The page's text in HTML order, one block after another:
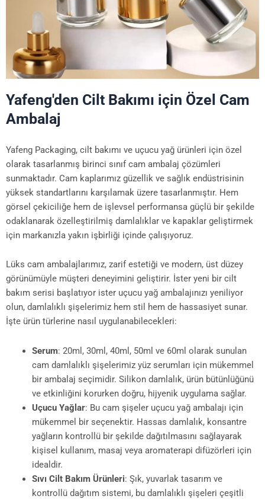
Yafeng'den Cilt Bakımı için Özel Cam
Ambalaj
Yafeng Packaging, cilt bakımı ve uçucu yağ ürünleri için özel
olarak tasarlanmış birinci sınıf cam ambalaj çözümleri
sunmaktadır. Cam kaplarımız güzellik ve sağlık endüstrisinin
yüksek standartlarını karşılamak üzere tasarlanmıştır. Hem
görsel çekiciliğe hem de işlevsel performansa güçlü bir şekilde
odaklanarak özelleştirilmiş damlalıklar ve kapaklar geliştirmek
için markanızla yakın işbirliği içinde çalışıyoruz.
Lüks cam ambalajlarımız, zarif estetiği ve modern, üst düzey
görünümüyle müşteri deneyimini geliştirir. İster yeni bir cilt
bakım serisi başlatıyor ister uçucu yağ ambalajınızı yeniliyor
olun, damlalıklı şişelerimiz hem stil hem de hassasiyet sunar.
İşte ürün türlerine nasıl uygulanabilecekleri:
Serum: 20ml, 30ml, 40ml, 50ml ve 60ml olarak sunulan
cam damlalıklı şişelerimiz yüz serumları için mükemmel
bir ambalaj seçimidir. Silikon damlalık, ürün bütünlüğünü
ve etkinliğini korurken doğru, hijyenik uygulama sağlar.
Uçucu Yağlar: Bu cam şişeler uçucu yağ ambalajı için
mükemmel bir seçenektir. Hassas damlalık, konsantre
yağların kontrollü bir şekilde dağıtılmasını sağlayarak
kişisel kullanım, masaj veya aromaterapi difüzörleri için
idealdir.
Sıvı Cilt Bakım Ürünleri: Şık, yuvarlak tasarım ve
kontrollü dağıtım sistemi, bu damlalıklı şişeleri çeşitli